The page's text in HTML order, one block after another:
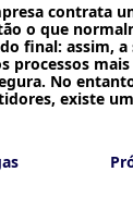
contrata
o que
final: assim, a
processos
No
existe